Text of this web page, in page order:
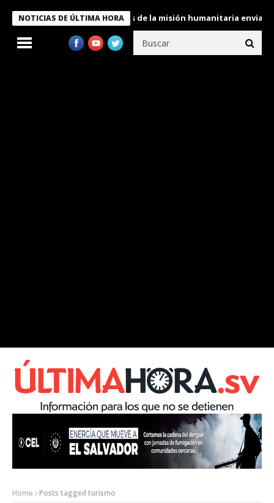
NOTICIAS DE ÚLTIMA HORA
condecora a miembros de la misión humanitaria enviada a
Home Posts tagged turismo